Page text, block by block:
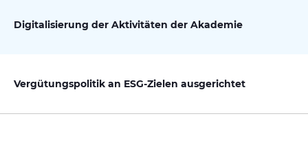
Digitalisierung der Aktivitäten der Akademie
Vergütungspolitik an ESG-Zielen ausgerichtet